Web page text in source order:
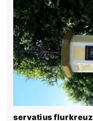
servatius flurkreuz